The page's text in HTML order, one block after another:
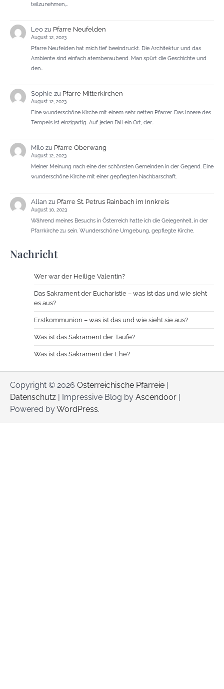
teilzunehmen,…
Leozu Pfarre Neufelden
August 12, 2023
Pfarre Neufelden hat mich tief beeindruckt. Die Architektur und das
Ambiente sind einfach atemberaubend. Man spürt die Geschichte und
den…
Sophiezu Pfarre Mitterkirchen
August 12, 2023
Eine wunderschöne Kirche mit einem sehr netten Pfarrer. Das Innere des
Tempels ist einzigartig. Auf jeden Fall ein Ort, der…
Milozu Pfarre Oberwang
August 12, 2023
Meiner Meinung nach eine der schönsten Gemeinden in der Gegend. Eine
wunderschöne Kirche mit einer gepflegten Nachbarschaft.
Allan zu Pfarre St. Petrus Rainbach im Innkreis
August 10, 2023
Während meines Besuchs in Österreich hatte ich die Gelegenheit, in der
Pfarrkirche zu sein. Wunderschöne Umgebung, gepflegte Kirche.
Nachricht
Wer war der Heilige Valentin?
Das Sakrament der Eucharistie – was ist das und wie sieht
es aus?
Erstkommunion – was ist das und wie sieht sie aus?
Was ist das Sakrament der Taufe?
Was ist das Sakrament der Ehe?
Copyright © 2026 Osterreichische Pfarreie |
Datenschutz | Impressive Blog by Ascendoor |
Powered byWordPress.